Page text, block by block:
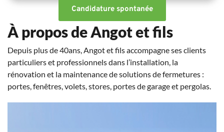
Candidature spontanée
À propos de Angot et fils
Depuis plus de 40ans, Angot et fils accompagne ses clients
particuliers et professionnels dans l’installation, la
rénovation et la maintenance de solutions de fermetures :
portes, fenêtres, volets, stores, portes de garage et pergolas.